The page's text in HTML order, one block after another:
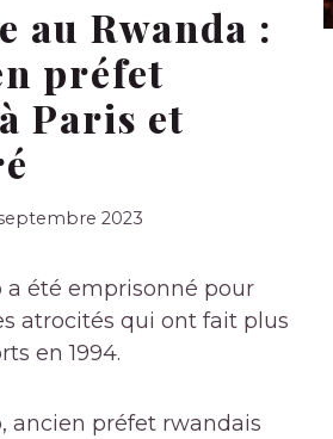
au Rwanda :
préfet
Paris et
2023
a été emprisonné pour
atrocités qui ont fait plus
en 1994.
ancien préfet rwandais